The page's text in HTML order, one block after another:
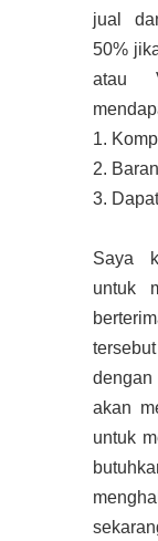
jual
50%
atau
1.
2.
3.
Saya
untuk
akan
untuk